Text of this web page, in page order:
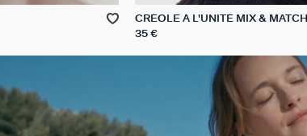
CRÉOLE À L'UNITÉ MIX & MATCH
35 €